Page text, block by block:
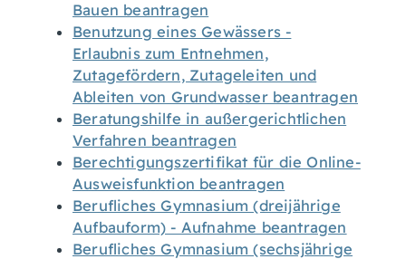
Bauen beantragen
Benutzung eines Gewässers -
Erlaubnis zum Entnehmen,
Zutagefördern, Zutageleiten und
Ableiten von Grundwasser beantragen
Beratungshilfe in außergerichtlichen
Verfahren beantragen
Berechtigungszertifikat für die Online-
Ausweisfunktion beantragen
Berufliches Gymnasium (dreijährige
Aufbauform) - Aufnahme beantragen
Berufliches Gymnasium (sechsjährige